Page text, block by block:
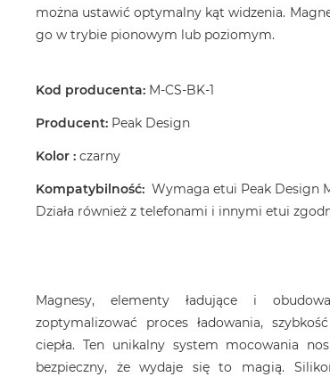
można ustawić optymalny kąt widzenia.
go w trybie pionowym lub poziomym.
Kod producenta: M-CS-BK-1
Producent: Peak Design
Kolor : czarny
Kompatybilność: Wymaga etui Peak Design
Działa również z telefonami i innymi etui
Magnesy, elementy ładujące i
zoptymalizować proces ładowania,
ciepła. Ten unikalny system mocowania
bezpieczny, że wydaje się to magią.